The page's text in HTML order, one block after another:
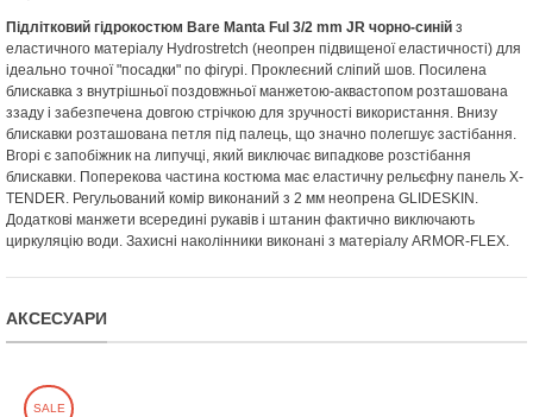
Підлітковий гідрокостюм Bare Manta Ful 3/2 mm JR чорно-синій з
еластичного матеріалу Hydrostretch (неопрен підвищеної еластичності) для
ідеально точної "посадки" по фігурі. Проклеєний сліпий шов. Посилена
блискавка з внутрішньої поздовжньої манжетою-аквастопом розташована
ззаду і забезпечена довгою стрічкою для зручності використання. Внизу
блискавки розташована петля під палець, що значно полегшує застібання.
Вгорі є запобіжник на липучці, який виключає випадкове розстібання
блискавки. Поперекова частина костюма має еластичну рельєфну панель X-
TENDER. Регульований комір виконаний з 2 мм неопрена GLIDESKIN.
Додаткові манжети всередині рукавів і штанин фактично виключають
циркуляцію води. Захисні наколінники виконані з матеріалу ARMOR-FLEX.
АКСЕСУАРИ
SALE